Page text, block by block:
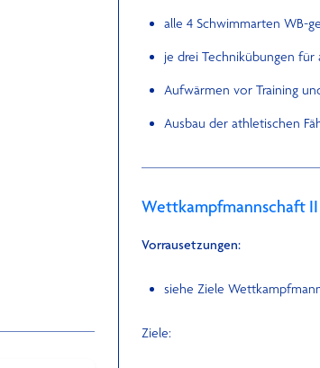
alle 4 Schwimmarten WB-
je drei Technikübungen
Aufwärmen vor Training
Ausbau der athletischen
Wettkampfmannschaft II
Vorrausetzungen:
siehe Ziele
Ziele: